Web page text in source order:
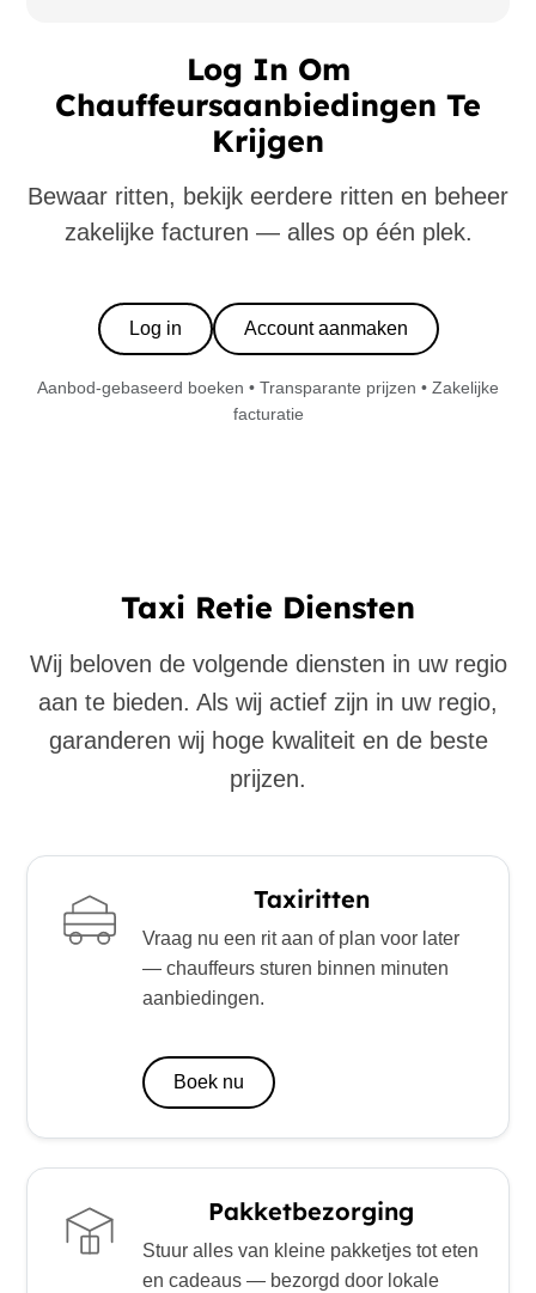
Log In Om
Chauffeursaanbiedingen Te
Krijgen
Bewaar ritten, bekijk eerdere ritten en beheer
zakelijke facturen — alles op één plek.
Log in Account aanmaken
Aanbod-gebaseerd boeken • Transparante prijzen • Zakelijke
facturatie
Taxi Retie Diensten
Wij beloven de volgende diensten in uw regio
aan te bieden. Als wij actief zijn in uw regio,
garanderen wij hoge kwaliteit en de beste
prijzen.
Taxiritten
Vraag nu een rit aan of plan voor later
— chauffeurs sturen binnen minuten
aanbiedingen.
Boek nu
Pakketbezorging
Stuur alles van kleine pakketjes tot eten
en cadeaus — bezorgd door lokale